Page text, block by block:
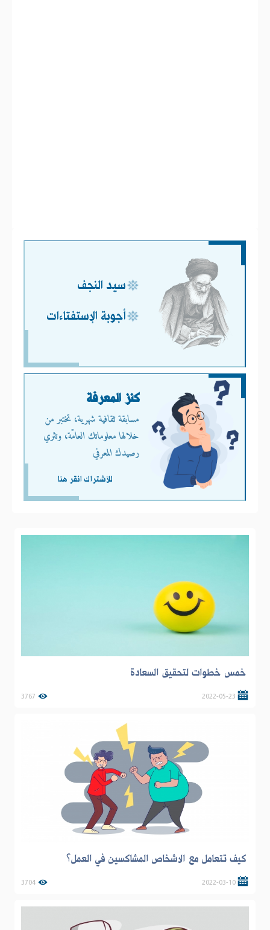
سيد النجف
أجوبة الإستفتاءات
كنز المعرفة
مسابقة ثقافية شهرية، تختبر من
خلالها معلوماتك العامّة، وتثري
رصيدك المعرفي
للأشتراك انقر هنا
خمس خطوات لتحقيق السعادة
2022-05-23
3767
كيف تتعامل مع الاشخاص المشاكسين في العمل؟
2022-03-10
3704